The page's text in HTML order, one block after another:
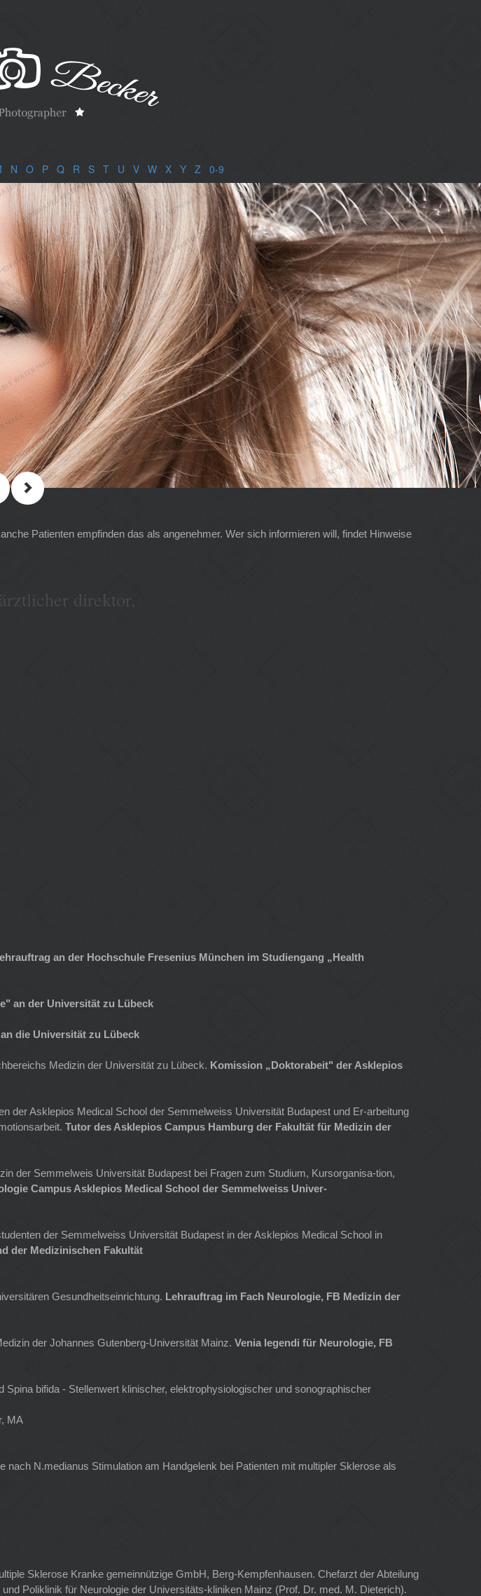
N O P Q R S T U V W X Y Z 0-9
Patienten empfinden das als angenehmer. Wer sich informieren will, findet Hinweise
direktor,
an der Hochschule Fresenius München im Studiengang „Health
an der Universität zu Lübeck
die Universität zu Lübeck
Medizin der Universität zu Lübeck. Komission „Doktorabeit" der Asklepios
der Asklepios Medical School der Semmelweiss Universität Budapest und Er-arbeitung
Tutor des Asklepios Campus Hamburg der Fakultät für Medizin der
der Semmelweis Universität Budapest bei Fragen zum Studium, Kursorganisa-tion,
Campus Asklepios Medical School der Semmelweiss Univer-
der Semmelweiss Universität Budapest in der Asklepios Medical School in
der Medizinischen Fakultät
Gesundheitseinrichtung. Lehrauftrag im Fach Neurologie, FB Medizin der
der Johannes Gutenberg-Universität Mainz. Venia legendi für Neurologie, FB
bifida - Stellenwert klinischer, elektrophysiologischer und sonographischer
MA
N.medianus Stimulation am Handgelenk bei Patienten mit multipler Sklerose als
Sklerose Kranke gemeinnützige GmbH, Berg-Kempfenhausen. Chefarzt der Abteilung
Poliklinik für Neurologie der Universitäts-kliniken Mainz (Prof. Dr. med. M. Dieterich).